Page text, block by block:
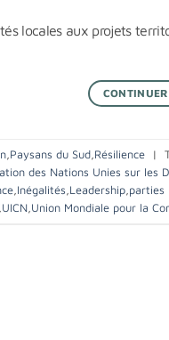
locales aux projets
Paysans du Sud Résilience |
des Nations Unies sur les
Inégalités Leadership parties
UICN Union Mondiale pour la